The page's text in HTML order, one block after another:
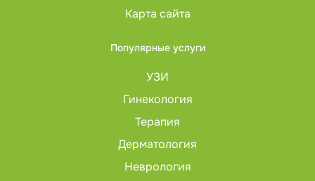
Карта сайта
Популярные услуги
УЗИ
Гинекология
Терапия
Дерматология
Неврология